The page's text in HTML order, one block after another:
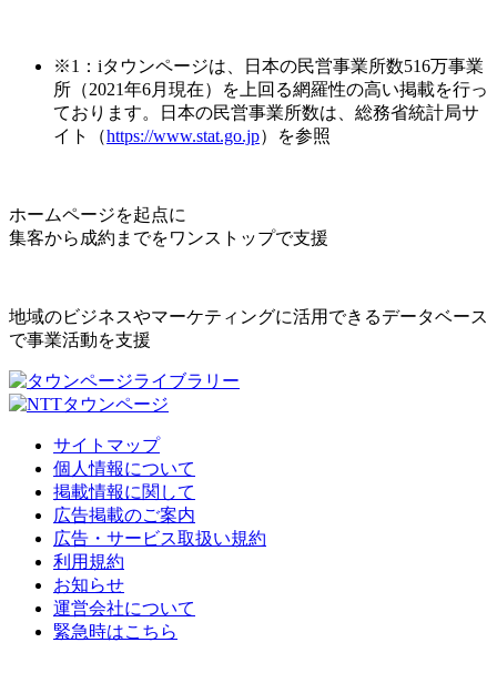
※1：iタウンページは、日本の民営事業所数516万事業
所（2021年6月現在）を上回る網羅性の高い掲載を行っ
ております。日本の民営事業所数は、総務省統計局サ
イト（https://www.stat.go.jp）を参照
ホームページを起点に
集客から成約までをワンストップで支援
地域のビジネスやマーケティングに活用できるデータベース
で事業活動を支援
サイトマップ
個人情報について
掲載情報に関して
広告掲載のご案内
広告・サービス取扱い規約
利用規約
お知らせ
運営会社について
緊急時はこちら